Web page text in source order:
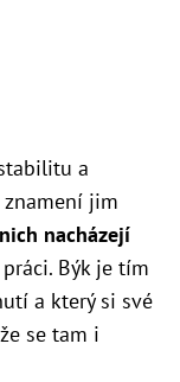
a
jim
nacházejí
Býk je tím
a který si své
se tam i